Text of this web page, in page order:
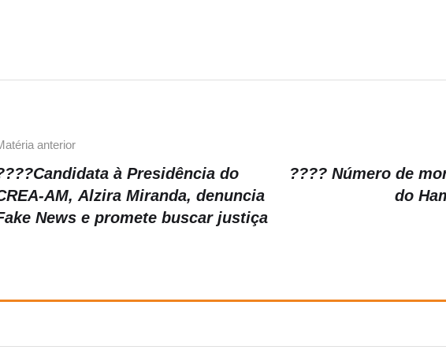
anterior
à Presidência do
AM, Alzira Miranda, denuncia
News e promete buscar justiça
???? Número de
do